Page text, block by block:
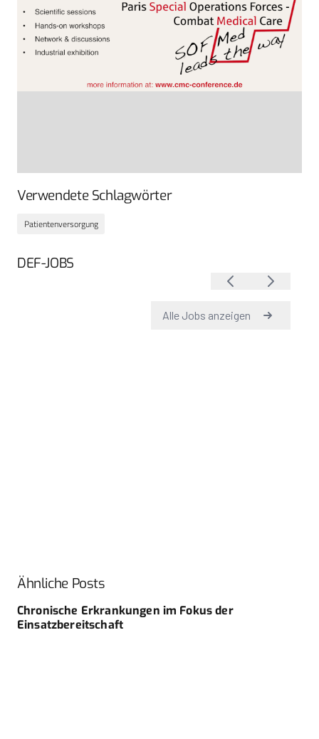
Verwendete Schlagwörter
Patientenversorgung
DEF-JOBS
Ähnliche Posts
Chronische Erkrankungen im Fokus der
Einsatzbereitschaft